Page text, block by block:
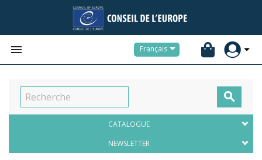
 Français

CATALOGUE
NEWSLETTER